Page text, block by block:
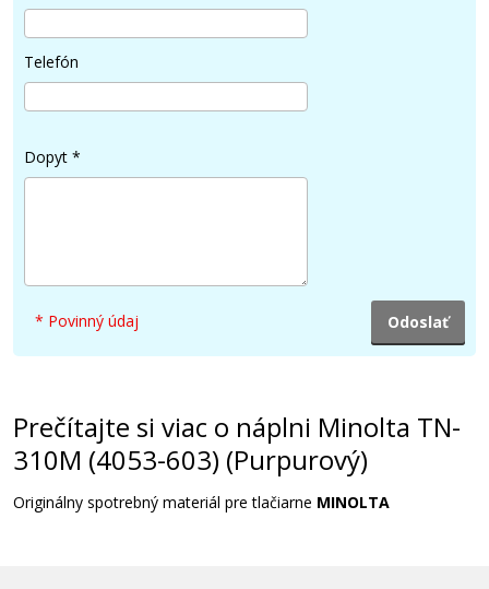
Originálny toner
Telefón
Dopyt *
* Povinný údaj
Prečítajte si viac o náplni Minolta TN-
310M (4053-603) (Purpurový)
Originálny spotrebný materiál pre tlačiarne MINOLTA